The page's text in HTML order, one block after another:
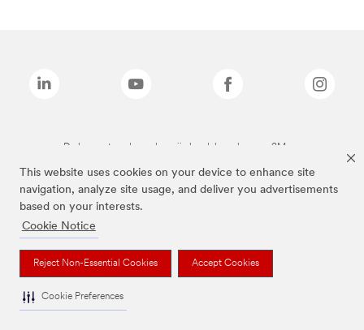
This website uses cookies on your device to enhance site
navigation, analyze site usage, and deliver you advertisements
based on your interests.
Cookie Notice
Reject Non-Essential Cookies Accept Cookies
Cookie Preferences
De bovenstaande merken zijn handelsmerken van 3M.we